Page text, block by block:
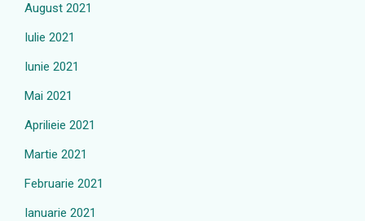
August 2021
Iulie 2021
Iunie 2021
Mai 2021
Aprilieie 2021
Martie 2021
Februarie 2021
Ianuarie 2021